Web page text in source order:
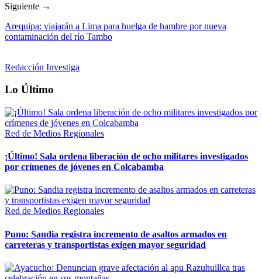
Siguiente →
Arequipa: viajarán a Lima para huelga de hambre por nueva
contaminación del río Tambo
Redacción Investiga
Lo Último
Red de Medios Regionales
¡Último! Sala ordena liberación de ocho militares investigados
por crímenes de jóvenes en Colcabamba
Red de Medios Regionales
Puno: Sandia registra incremento de asaltos armados en
carreteras y transportistas exigen mayor seguridad